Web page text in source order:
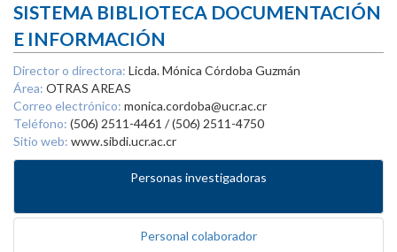
SISTEMA BIBLIOTECA DOCUMENTACIÓN
E INFORMACIÓN
Director o directora: Licda. Mónica Córdoba Guzmán
Área: OTRAS AREAS
Correo electrónico: monica.cordoba@ucr.ac.cr
Teléfono: (506) 2511-4461 / (506) 2511-4750
Sitio web: www.sibdi.ucr.ac.cr
Personas investigadoras
Personal colaborador